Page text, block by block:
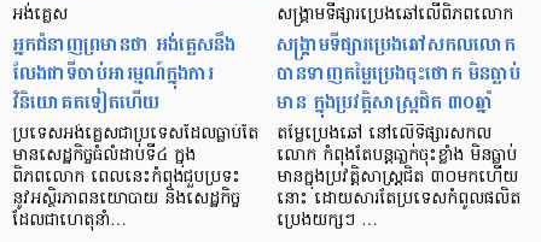
អង់គ្លេស
អ្នកជំនាញព្រមានថា អង់គ្លេសនឹង
លែងជាទីចាប់អារម្មណ៍ក្នុងការ
វិនិយោគតទៀតហើយ
ប្រទេសអង់គ្លេសជាប្រទេសដែលធ្លាប់តែ
មានសេដ្ឋកិច្ចធំលំដាប់ទី៤ ក្នុង
ពិភពលោក ពេលនេះកំពុងជួបប្រទះ
នូវអស្ថិរភាពនយោបាយ និងសេដ្ឋកិច្ច
ដែលជាហេតុនាំ…
សង្រ្គាមទីផ្សារប្រេងឆៅលើពិភពលោក
សង្គ្រាមទីផ្សារប្រេងឆៅសកលលោក
បានទាញតម្លៃប្រេងចុះថោក មិនធ្លាប់
មាន ក្នុងប្រវត្តិសាស្ត្រជិត ៣០ឆ្នាំ
តម្លៃប្រេងឆៅ នៅលើទីផ្សារសកល
លោក កំពុងតែបន្តធា្លក់ចុះខ្លាំង មិនធ្លាប់
មានក្នុងប្រវត្តិសាស្ត្រជិត ៣០មកហើយ
នោះ ដោយសារតែប្រទេសកំពូលផលិត
ប្រេងយក្សៗ …